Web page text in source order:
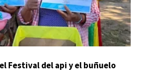
Festival del api y el buñuelo